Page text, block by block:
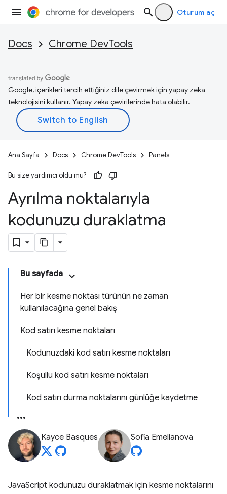
Oturum aç
Docs Chrome DevTools
Google, içerikleri tercih ettiğiniz dile çevirmek için yapay zeka
teknolojisini kullanır. Yapay zeka çevirilerinde hata olabilir.
Ana Sayfa Docs Chrome DevTools Panels
Bu size yardımcı oldu mu?
Ayrılma noktalarıyla
kodunuzu duraklatma
Bu sayfada
Her bir kesme noktası türünün ne zaman
kullanılacağına genel bakış
Kod satırı kesme noktaları
Kodunuzdaki kod satırı kesme noktaları
Koşullu kod satırı kesme noktaları
Kod satırı durma noktalarını günlüğe kaydetme
Kayce Basques Sofia Emelianova
JavaScript kodunuzu duraklatmak için kesme noktalarını